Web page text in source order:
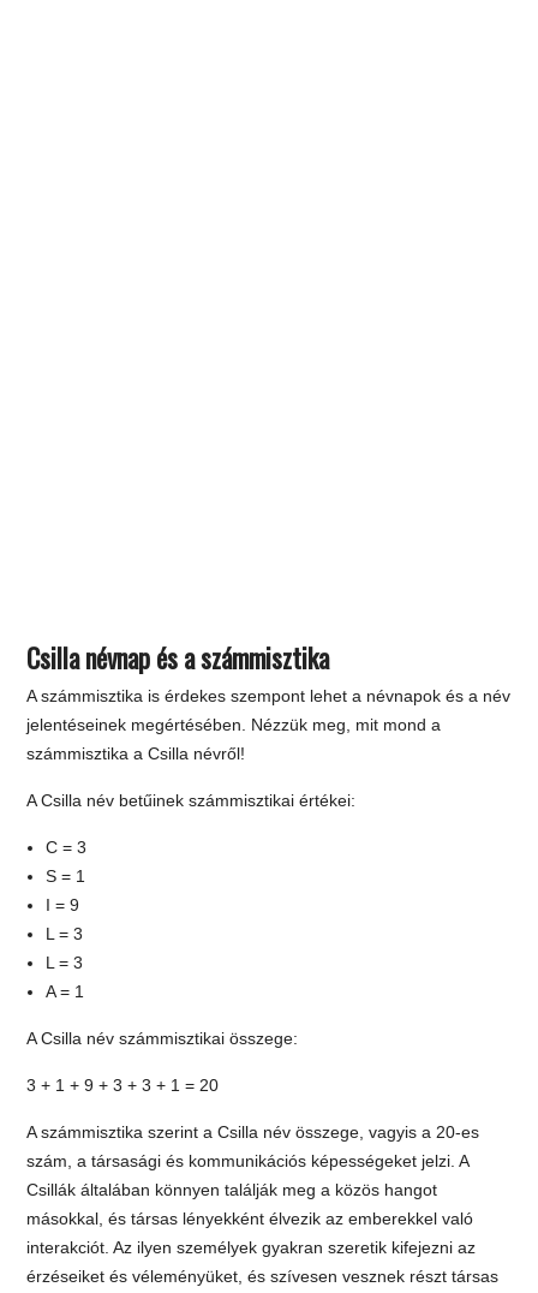
Csilla névnap és a számmisztika
A számmisztika is érdekes szempont lehet a névnapok és a név
jelentéseinek megértésében. Nézzük meg, mit mond a
számmisztika a Csilla névről!
A Csilla név betűinek számmisztikai értékei:
C = 3
S = 1
I = 9
L = 3
L = 3
A = 1
A Csilla név számmisztikai összege:
3 + 1 + 9 + 3 + 3 + 1 = 20
A számmisztika szerint a Csilla név összege, vagyis a 20-es
szám, a társasági és kommunikációs képességeket jelzi. A
Csillák általában könnyen találják meg a közös hangot
másokkal, és társas lényekként élvezik az emberekkel való
interakciót. Az ilyen személyek gyakran szeretik kifejezni az
érzéseiket és véleményüket, és szívesen vesznek részt társas